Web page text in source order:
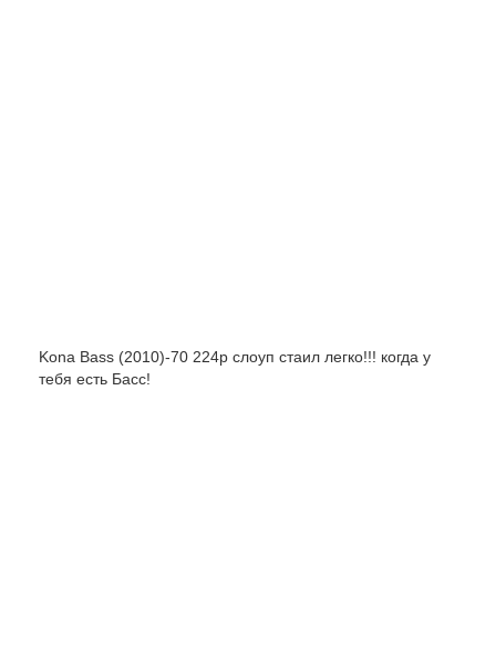
Kona Bass (2010)-70 224р слоуп стаил легко!!! когда у
тебя есть Басс!